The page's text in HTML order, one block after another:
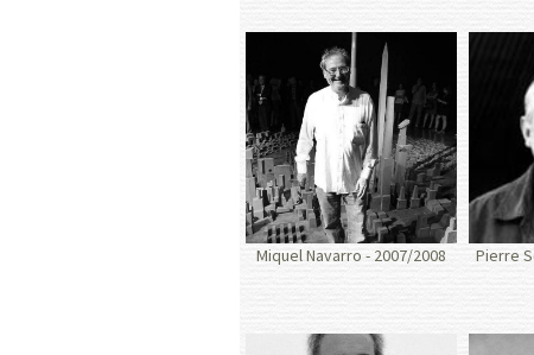
Miquel Navarro - 2007/2008 Pierre